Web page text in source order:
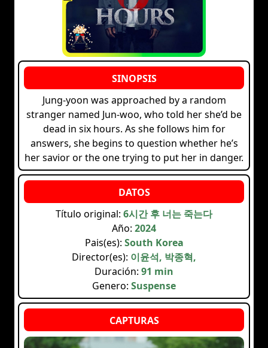
Jung-yoon was approached by a random
stranger named Jun-woo, who told her she’d be
dead in six hours. As she follows him for
answers, she begins to question whether he’s
her savior or the one trying to put her in danger.
Título original: 6시간 후 너는 죽는다
Año: 2024
Pais(es): South Korea
Director(es): 이윤석, 박종혁,
Duración: 91 min
Genero: Suspense